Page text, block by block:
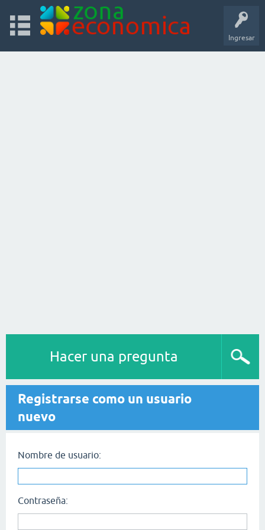
Ingresar
Hacer una pregunta
Registrarse como un usuario
nuevo
Nombre de usuario:
Contraseña: